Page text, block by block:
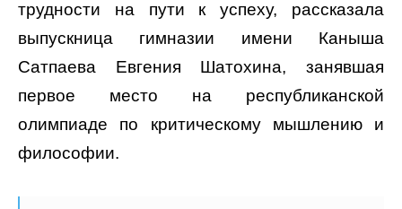
трудности на пути к успеху, рассказала
выпускница гимназии имени Каныша
Сатпаева Евгения Шатохина, занявшая
первое место на республиканской
олимпиаде по критическому мышлению и
философии.